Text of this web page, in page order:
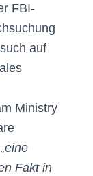
FBI-
auf
Ministry
Fakt in